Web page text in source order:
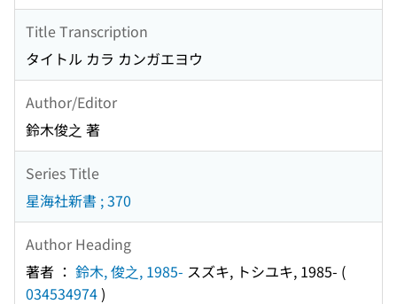
Title Transcription
タイトル カラ カンガエヨウ
Author/Editor
鈴木俊之 著
Series Title
星海社新書 ; 370
Author Heading
著者 ： 鈴木, 俊之, 1985- スズキ, トシユキ, 1985- (
034534974)